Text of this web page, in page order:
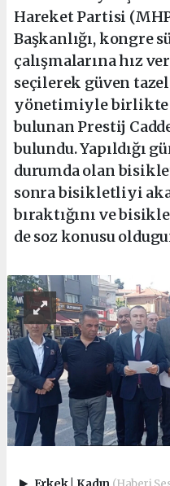
Hareket Partisi
Başkanlığı, kongre
çalışmalarına hız
seçilerek güven
yönetimiyle birlikte
bulunan Prestij
bulundu. Yapıldığı
durumda olan
sonra bisikletliyi
bıraktığını ve
de soz konusu